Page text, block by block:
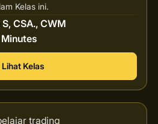
Kelas ini.
CSA., CWM
Lihat Kelas